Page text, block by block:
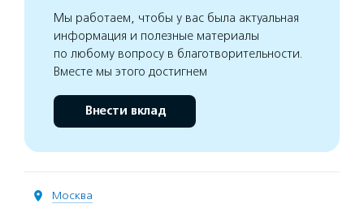
Мы работаем, чтобы у вас была актуальная
информация и полезные материалы
по любому вопросу в благотворительности.
Вместе мы этого достигнем
Внести вклад
Москва